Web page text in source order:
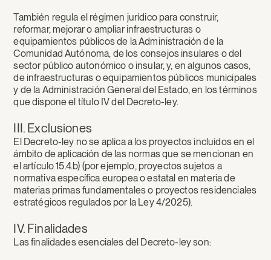
También regula el régimen jurídico para construir,
reformar, mejorar o ampliar infraestructuras o
equipamientos públicos de la Administración de la
Comunidad Autónoma, de los consejos insulares o del
sector público autonómico o insular, y, en algunos casos,
de infraestructuras o equipamientos públicos municipales
y de la Administración General del Estado, en los términos
que dispone el título IV del Decreto-ley.
III. Exclusiones
El Decreto-ley no se aplica a los proyectos incluidos en el
ámbito de aplicación de las normas que se mencionan en
el artículo 15.4.b) (por ejemplo, proyectos sujetos a
normativa específica europea o estatal en materia de
materias primas fundamentales o proyectos residenciales
estratégicos regulados por la Ley 4/2025).
IV. Finalidades
Las finalidades esenciales del Decreto-ley son: